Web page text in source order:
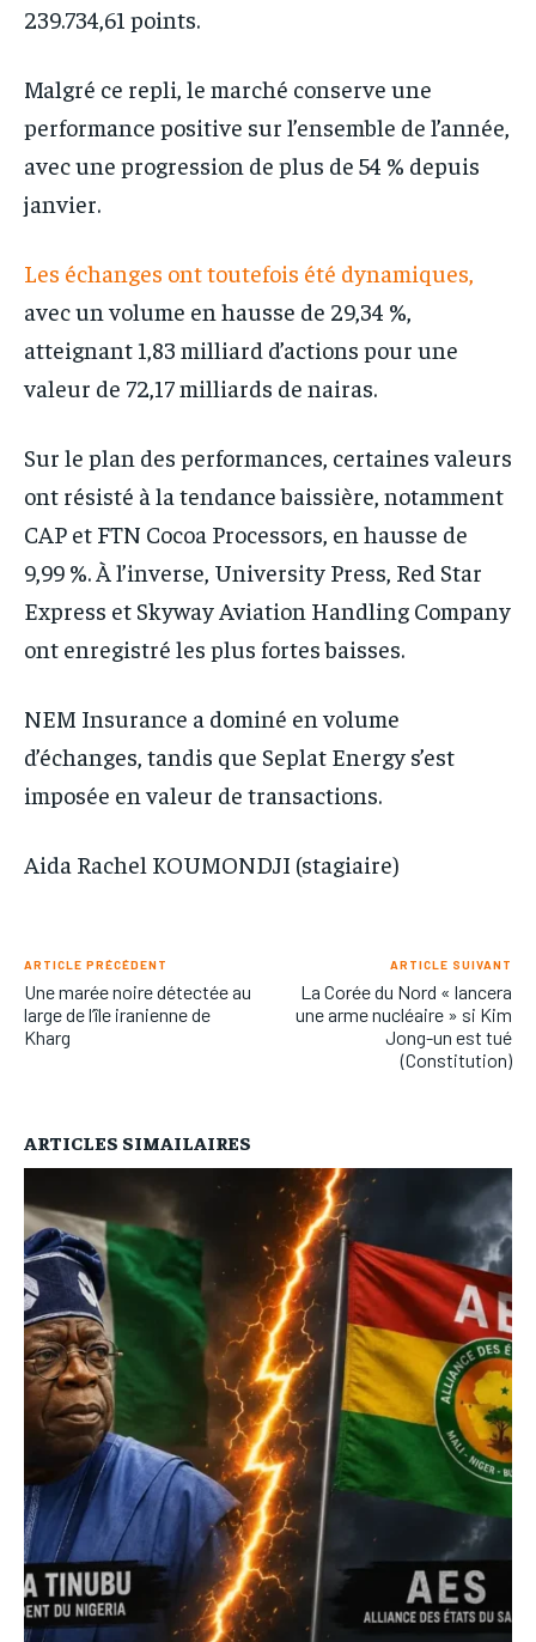
239.734,61 points.
Malgré ce repli, le marché conserve une
performance positive sur l’ensemble de l’année,
avec une progression de plus de 54 % depuis
janvier.
Les échanges ont toutefois été dynamiques,
avec un volume en hausse de 29,34 %,
atteignant 1,83 milliard d’actions pour une
valeur de 72,17 milliards de nairas.
Sur le plan des performances, certaines valeurs
ont résisté à la tendance baissière, notamment
CAP et FTN Cocoa Processors, en hausse de
9,99 %. À l’inverse, University Press, Red Star
Express et Skyway Aviation Handling Company
ont enregistré les plus fortes baisses.
NEM Insurance a dominé en volume
d’échanges, tandis que Seplat Energy s’est
imposée en valeur de transactions.
Aida Rachel KOUMONDJI (stagiaire)
ARTICLE PRÉCÉDENT
Une marée noire détectée au
large de l’île iranienne de
Kharg
ARTICLE SUIVANT
La Corée du Nord « lancera
une arme nucléaire » si Kim
Jong-un est tué
(Constitution)
ARTICLES SIMAILAIRES